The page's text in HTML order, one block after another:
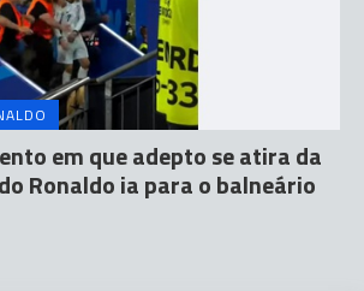
em que adepto se atira da
Ronaldo ia para o balneário